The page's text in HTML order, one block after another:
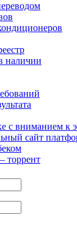
наличии
с вниманием к
сайт
торрент